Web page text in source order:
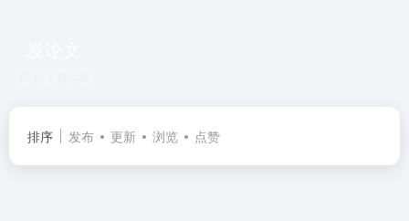
排序 发布 更新 浏览 点赞